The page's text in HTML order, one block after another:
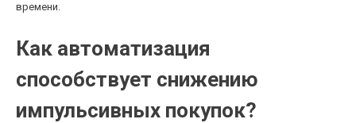
времени.
Как автоматизация
способствует снижению
импульсивных покупок?